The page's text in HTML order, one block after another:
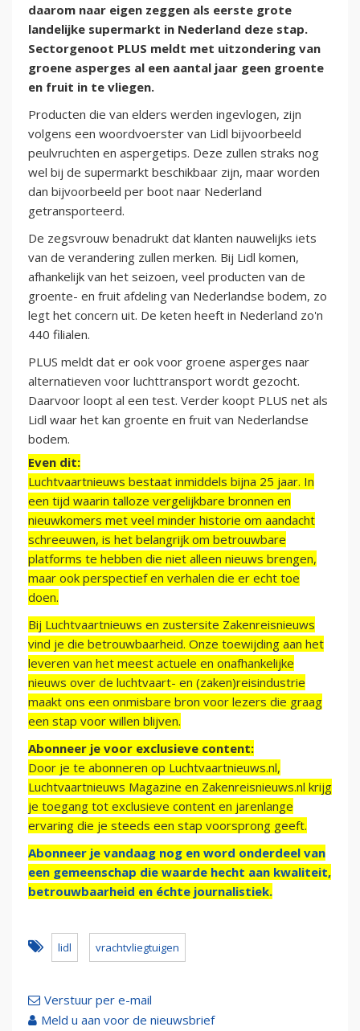
daarom naar eigen zeggen als eerste grote
landelijke supermarkt in Nederland deze stap.
Sectorgenoot PLUS meldt met uitzondering van
groene asperges al een aantal jaar geen groente
en fruit in te vliegen.
Producten die van elders werden ingevlogen, zijn
volgens een woordvoerster van Lidl bijvoorbeeld
peulvruchten en aspergetips. Deze zullen straks nog
wel bij de supermarkt beschikbaar zijn, maar worden
dan bijvoorbeeld per boot naar Nederland
getransporteerd.
De zegsvrouw benadrukt dat klanten nauwelijks iets
van de verandering zullen merken. Bij Lidl komen,
afhankelijk van het seizoen, veel producten van de
groente- en fruit afdeling van Nederlandse bodem, zo
legt het concern uit. De keten heeft in Nederland zo'n
440 filialen.
PLUS meldt dat er ook voor groene asperges naar
alternatieven voor luchttransport wordt gezocht.
Daarvoor loopt al een test. Verder koopt PLUS net als
Lidl waar het kan groente en fruit van Nederlandse
bodem.
Even dit:
Luchtvaartnieuws bestaat inmiddels bijna 25 jaar. In
een tijd waarin talloze vergelijkbare bronnen en
nieuwkomers met veel minder historie om aandacht
schreeuwen, is het belangrijk om betrouwbare
platforms te hebben die niet alleen nieuws brengen,
maar ook perspectief en verhalen die er echt toe
doen.
Bij Luchtvaartnieuws en zustersite Zakenreisnieuws
vind je die betrouwbaarheid. Onze toewijding aan het
leveren van het meest actuele en onafhankelijke
nieuws over de luchtvaart- en (zaken)reisindustrie
maakt ons een onmisbare bron voor lezers die graag
een stap voor willen blijven.
Abonneer je voor exclusieve content:
Door je te abonneren op Luchtvaartnieuws.nl,
Luchtvaartnieuws Magazine en Zakenreisnieuws.nl krijg
je toegang tot exclusieve content en jarenlange
ervaring die je steeds een stap voorsprong geeft.
Abonneer je vandaag nog en word onderdeel van
een gemeenschap die waarde hecht aan kwaliteit,
betrouwbaarheid en échte journalistiek.
lidl vrachtvliegtuigen
Verstuur per e-mail
Meld u aan voor de nieuwsbrief